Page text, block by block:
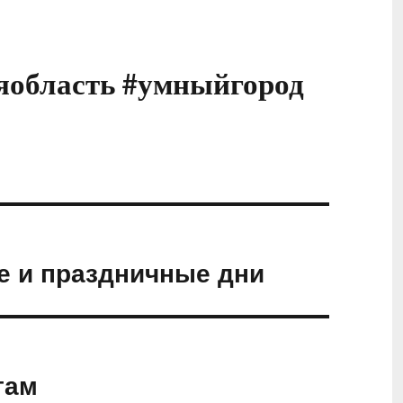
#умныйгород
праздничные дни